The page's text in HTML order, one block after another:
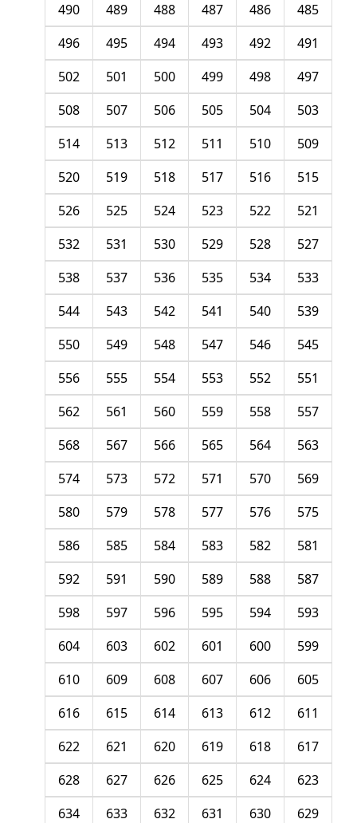
485
486
487
488
489
490
491
492
493
494
495
496
497
498
499
500
501
502
503
504
505
506
507
508
509
510
511
512
513
514
515
516
517
518
519
520
521
522
523
524
525
526
527
528
529
530
531
532
533
534
535
536
537
538
539
540
541
542
543
544
545
546
547
548
549
550
551
552
553
554
555
556
557
558
559
560
561
562
563
564
565
566
567
568
569
570
571
572
573
574
575
576
577
578
579
580
581
582
583
584
585
586
587
588
589
590
591
592
593
594
595
596
597
598
599
600
601
602
603
604
605
606
607
608
609
610
611
612
613
614
615
616
617
618
619
620
621
622
623
624
625
626
627
628
629
630
631
632
633
634